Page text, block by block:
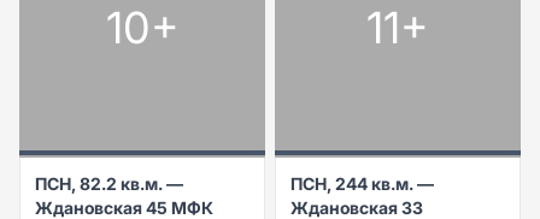
10+
ПСН, 82.2 кв.м. —
Ждановская 45 МФК
11+
ПСН, 244 кв.м. —
Ждановская 33